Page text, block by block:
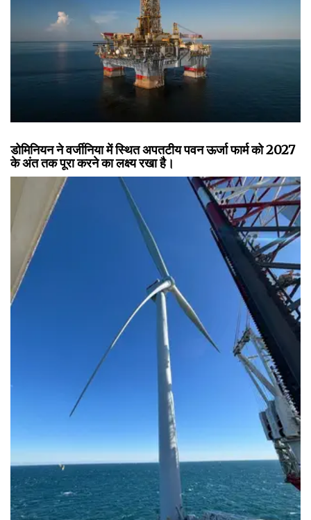
डोमिनियन ने वर्जीनिया में स्थित अपतटीय पवन ऊर्जा फार्म को 2027
के अंत तक पूरा करने का लक्ष्य रखा है।